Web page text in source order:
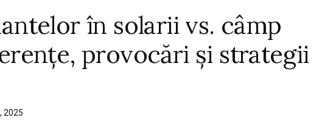
în solarii vs. câmp
provocări și strategii
2025